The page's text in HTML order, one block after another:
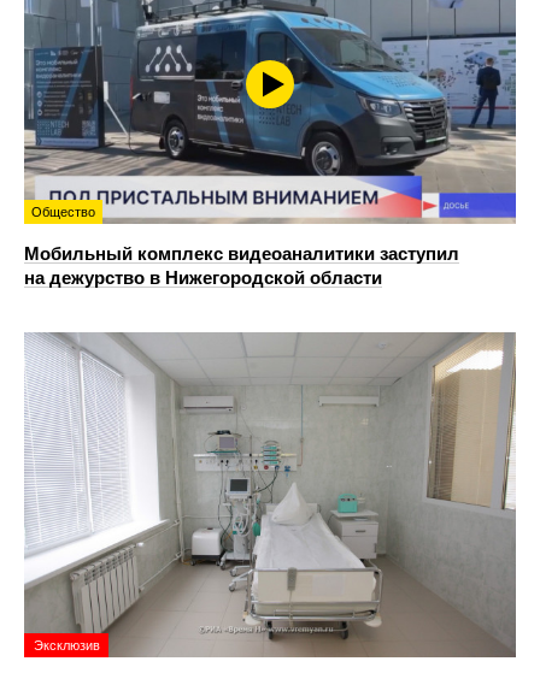
Общество
Мобильный комплекс видеоаналитики заступил
на дежурство в Нижегородской области
Эксклюзив